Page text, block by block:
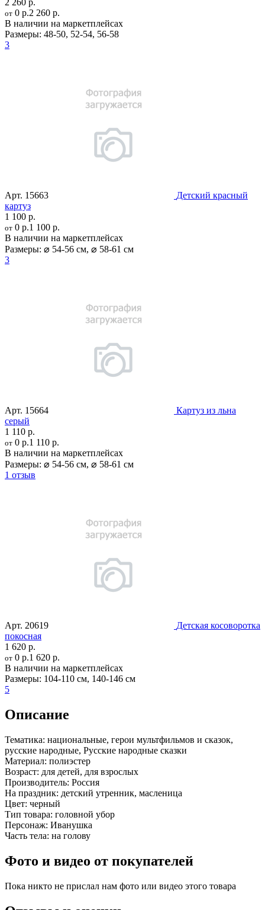
2 260 р.
от 0 р.2 260 р.
В наличии на маркетплейсах
Размеры: 48-50, 52-54, 56-58
3
Арт. 15663
Детский красный
картуз
1 100 р.
от 0 р.1 100 р.
В наличии на маркетплейсах
Размеры: ⌀ 54-56 см, ⌀ 58-61 см
3
Арт. 15664
Картуз из льна
серый
1 110 р.
от 0 р.1 110 р.
В наличии на маркетплейсах
Размеры: ⌀ 54-56 см, ⌀ 58-61 см
1 отзыв
Арт. 20619
Детская косоворотка
покосная
1 620 р.
от 0 р.1 620 р.
В наличии на маркетплейсах
Размеры: 104-110 см, 140-146 см
5
Описание
Тематика: национальные, герои мультфильмов и сказок,
русские народные, Русские народные сказки
Материал: полиэстер
Возраст: для детей, для взрослых
Производитель: Россия
На праздник: детский утренник, масленица
Цвет: черный
Тип товара: головной убор
Персонаж: Иванушка
Часть тела: на голову
Фото и видео от покупателей
Пока никто не прислал нам фото или видео этого товара